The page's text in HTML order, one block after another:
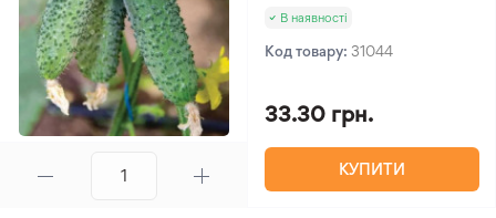
В наявності
Код товару: 31044
33.30 грн.
КУПИТИ